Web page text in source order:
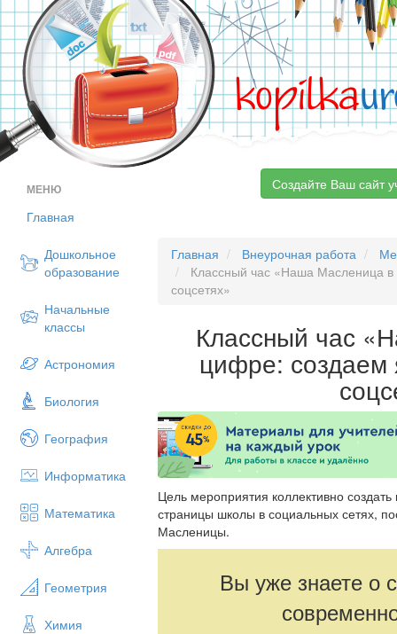
kopilka
МЕНЮ
Главная
Дошкольное
образование
Начальные
классы
Астрономия
Биология
География
Информатика
Математика
Алгебра
Геометрия
Химия
Создайте Ваш сайт
Главная Внеурочная работа
Классный час «Наша Масленица
соцсетях»
Классный час
цифре: создаем
Цель мероприятия коллективно
страницы школы в социальных сетях,
Масленицы.
Вы уже знаете о